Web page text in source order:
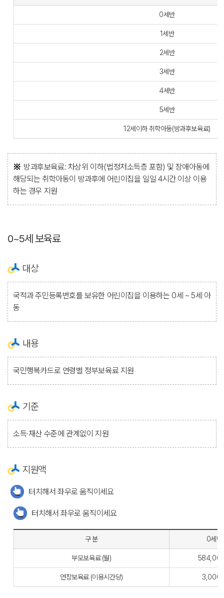
0세반
1세반
2세반
3세반
4세반
5세반
12세이하 취학아동(방과후보육료)
방과후보육료: 차상위 이하(법정저소득층 포함) 및 장애아동에
해당되는 취학아동이 방과후에 어린이집을 일일 4시간 이상 이용
하는 경우 지원
0~5세 보육료
대상
국적과 주민등록번호를 보유한 어린이집을 이용하는 0세 ~ 5세 아
동
내용
국민행복카드로 연령별 정부보육료 지원
기준
소득·재산 수준에 관계없이 지원
지원액
터치해서 좌우로 움직이세요
터치해서 좌우로 움직이세요
구 분 0세반
부모보육료 (월)
연장보육료 (이용시간당) 3,000